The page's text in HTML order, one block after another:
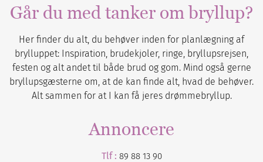
Går du med tanker om bryllup?
Her finder du alt, du behøver inden for planlægning af
brylluppet: Inspiration, brudekjoler, ringe, bryllupsrejsen,
festen og alt andet til både brud og gom. Mind også gerne
bryllupsgæsterne om, at de kan finde alt, hvad de behøver.
Alt sammen for at I kan få jeres drømmebryllup.
Annoncere
Tlf : 89 88 13 90